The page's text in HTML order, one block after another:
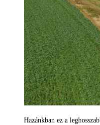
Hazánkban ez a